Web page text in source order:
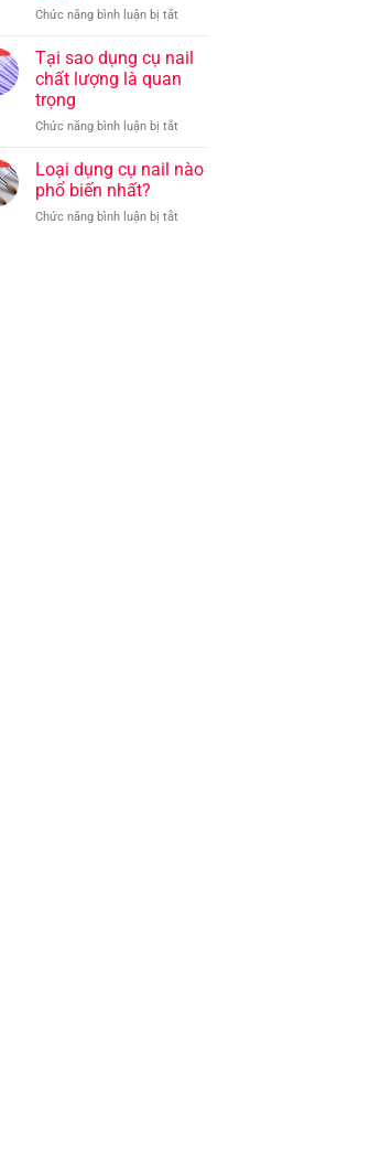
cho
mới
đầu
Chức năng bình luận bị tắtở
cụ
nail
sản
từ
Tại sao dụng cụ nail
chất lượng là quan
trọng
Chức năng bình luận bị tắtở
sao
nail
Loại dụng cụ nail nào
phổ biến nhất?
Chức năng bình luận bị tắtở